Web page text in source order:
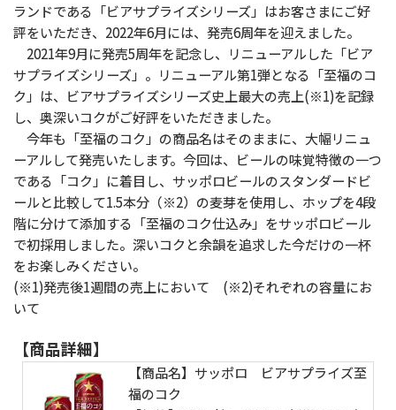
ランドである「ビアサプライズシリーズ」はお客さまにご好
評をいただき、2022年6月には、発売6周年を迎えました。
2021年9月に発売5周年を記念し、リニューアルした「ビア
サプライズシリーズ」。リニューアル第1弾となる「至福のコ
ク」は、ビアサプライズシリーズ史上最大の売上(※1)を記録
し、奥深いコクがご好評をいただきました。
今年も「至福のコク」の商品名はそのままに、大幅リニュ
ーアルして発売いたします。今回は、ビールの味覚特徴の一つ
である「コク」に着目し、サッポロビールのスタンダードビ
ールと比較して1.5本分（※2）の麦芽を使用し、ホップを4段
階に分けて添加する「至福のコク仕込み」をサッポロビール
で初採用しました。深いコクと余韻を追求した今だけの一杯
をお楽しみください。
(※1)発売後1週間の売上において (※2)それぞれの容量にお
いて
【商品詳細】
【商品名】サッポロ ビアサプライズ至
福のコク